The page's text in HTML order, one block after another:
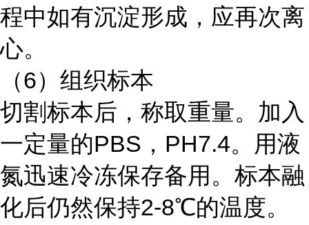
程中如有沉淀形成，应再次离
心。
（6）组织标本
切割标本后，称取重量。加入
一定量的PBS，PH7.4。用液
氮迅速冷冻保存备用。标本融
化后仍然保持2-8℃的温度。